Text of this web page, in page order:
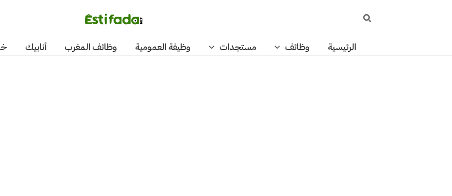
البحث
الرئيسية وظائف مستجدات وظيفة العمومية وظائف المغرب أنابيك